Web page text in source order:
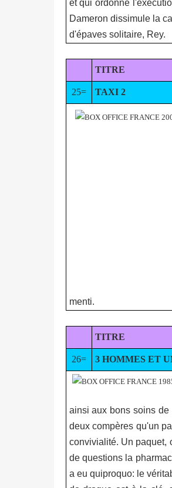
et qui ordonne
Dameron dissimule la
d'épaves solitaire, Rey.
TITRE
25= TAXI 2
menti.
TITRE
26= 3 HOMMES ET
ainsi aux bons soins de
deux compères qu'un
convivialité. Un paquet,
de questions la
a eu quiproquo: le